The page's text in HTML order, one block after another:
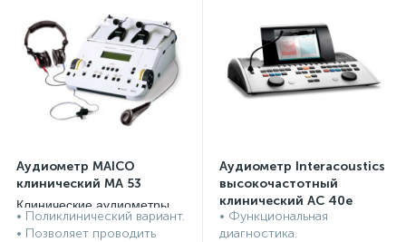
Аудиометр MAICO
клинический MA 53
Клинические аудиометры
• Поликлинический вариант.
• Позволяет проводить
Аудиометр Interacoustics
высокочастотный
клинический AC 40e
Клинические аудиометры
• Функциональная
диагностика.